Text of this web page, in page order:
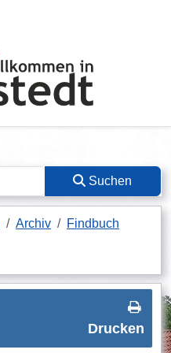
Suchen
Archiv
Findbuch
Drucken